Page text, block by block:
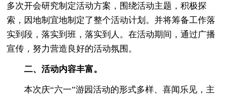
多次开会研究制定活动方案，围绕活动主题，积极探
索，因地制宜地制定了整个活动计划。并将筹备工作落
实到段，落实到班，落实到人。在活动期间，通过广播
宣传，努力营造良好的活动氛围。
二、活动内容丰富。
本次庆“六一”游园活动的形式多样、喜闻乐见，主